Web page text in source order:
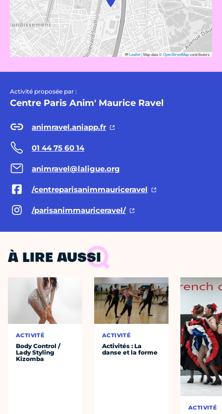
Leaflet|Map data ©OpenStreetMapcontributors
Activité proposée par :
Centre Paris Anim' Maurice Ravel
animravel.aniapp.fr
01 44 75 60 14
animravel@laligue.org
/centreparisanimmauriceravel
/parisanimmauriceravel/
À LIRE AUSSI
ACTIVITÉ
Body Control /
Lady Styling
Kizomba
ACTIVITÉ
Activités : La
danse et la forme
ACTIVITÉ